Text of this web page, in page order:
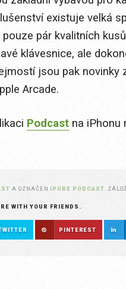
existuje velká
pár kvalitních
klávesnice, ale
jsou pak novinky
Arcade.
Podcast na iPhonu
A OZNAČEN IPURE PODCAST .
WITH YOUR FRIENDS.
PINTEREST